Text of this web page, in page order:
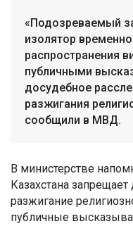
«Подозреваемый
изолятор
распространения
публичными
досудебное
разжигания
сообщили в МВД.
В министерстве
Казахстана
разжигание
публичные